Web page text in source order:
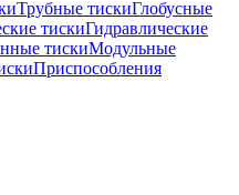
Трубные тискиГлобусные
тискиГидравлические
тискиМодульные
Приспособления